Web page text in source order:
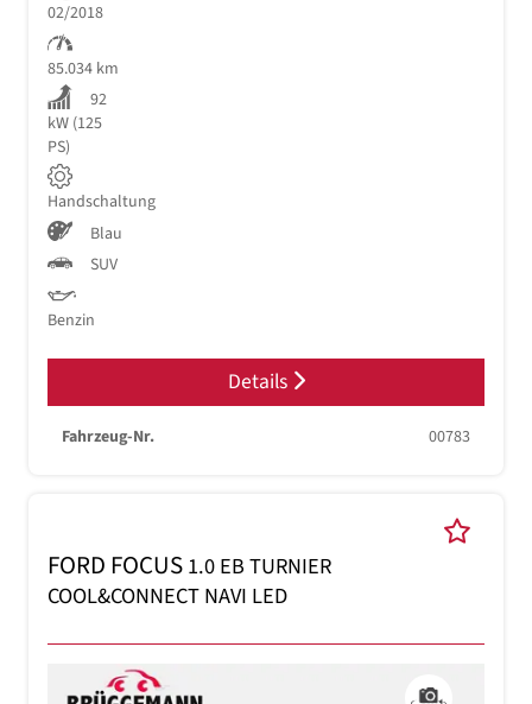
02/2018
85.034 km
92
kW (125
PS)
Handschaltung
Blau
SUV
Benzin
Details
Fahrzeug-Nr. 00783
FORD FOCUS1.0 EB TURNIER
COOL&CONNECT NAVI LED